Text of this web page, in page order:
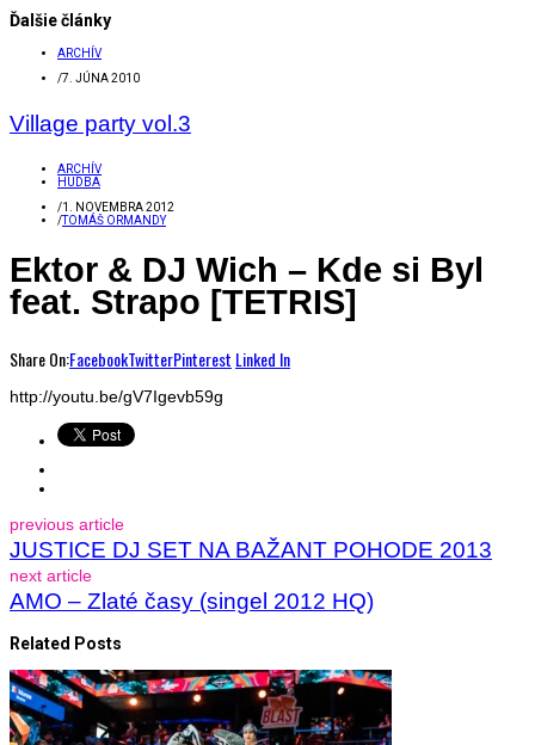
Ďalšie články
ARCHÍV
/7. JÚNA 2010
Village party vol.3
ARCHÍV
HUDBA
/1. NOVEMBRA 2012
/TOMÁŠ ORMANDY
Ektor & DJ Wich – Kde si Byl
feat. Strapo [TETRIS]
Share On:FacebookTwitterPinterest Linked In
http://youtu.be/gV7Igevb59g
previous article
JUSTICE DJ SET NA BAŽANT POHODE 2013
next article
AMO – Zlaté časy (singel 2012 HQ)
Related Posts